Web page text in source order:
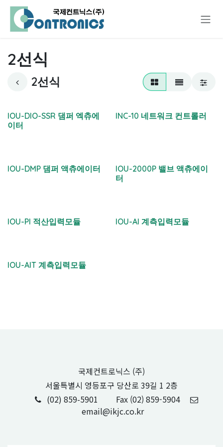
콘텐츠로 건너뛰기
2선식
2선식
IOU-DIO-SSR 댐퍼 엑츄에
이터
INC-10 네트워크 컨트롤러
IOU-DMP 댐퍼 액츄에이터
IOU-2000P 밸브 액츄에이
터
IOU-PI 적산입력모듈 IOU-AI 계측입력모듈
IOU-AIT 계측입력모듈
국제컨트로닉스 (주)
서울특별시 영등포구 당산로 39길 1 2층
(02) 859-5901
Fax (02) 859-5904
email@ikjc.co.kr